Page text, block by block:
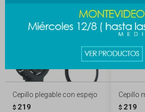
Cepillo plegable con espejo
$ 219
Cepillo
$ 219